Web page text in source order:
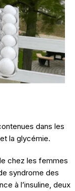
dans les
la glycémie.
chez les femmes
syndrome des
à l’insuline, deux